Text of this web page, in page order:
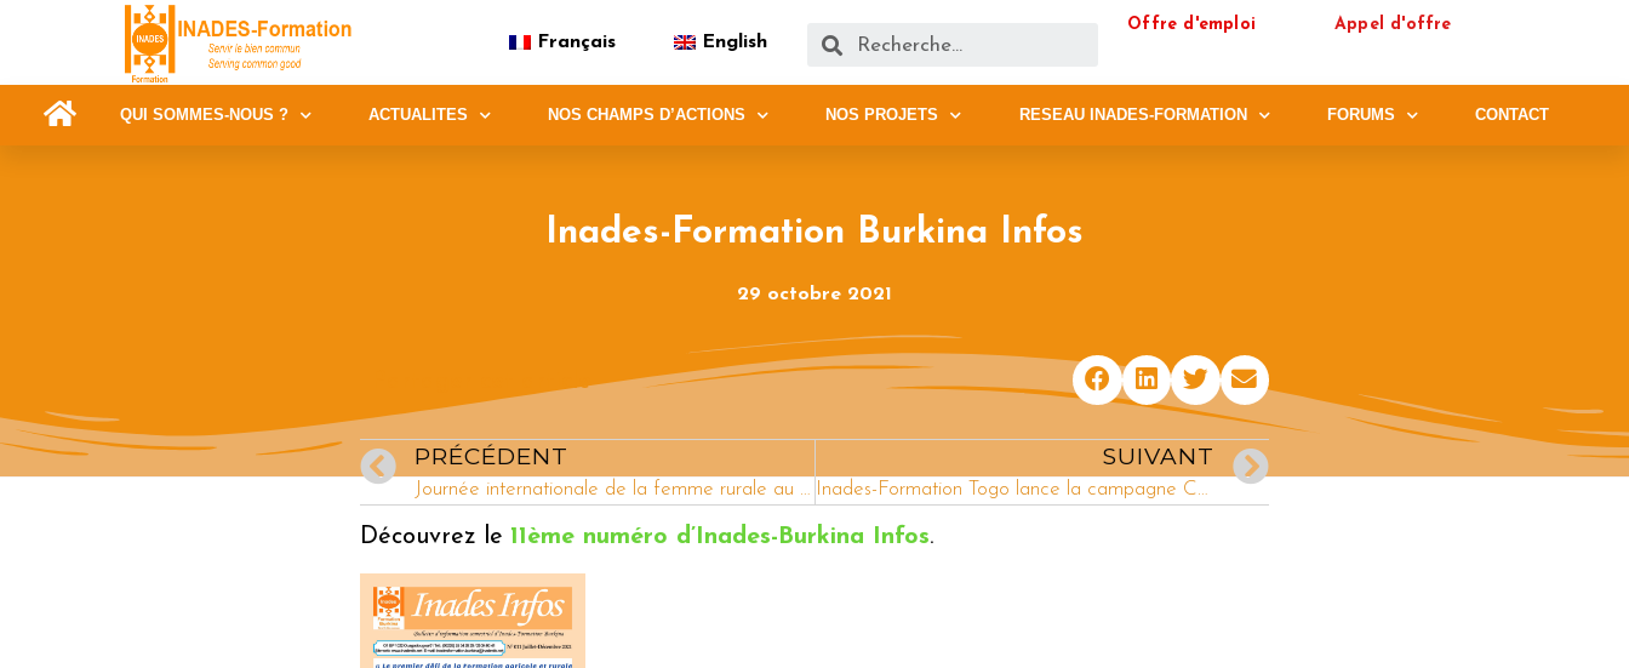
Français English
Offre d'emploi Appel d'offre
QUI SOMMES-NOUS ? ACTUALITES NOS CHAMPS D’ACTIONS NOS PROJETS RESEAU INADES-FORMATION FORUMS CONTACT
Inades-Formation Burkina Infos
29 octobre 2021
Partager cet article
PRÉCÉDENT
Journée internationale de la femme rurale au Burundi et certification des femmes alphabétisées
SUIVANT
Inades-Formation Togo lance la campagne Conscience AlimenTERRE
Découvrez le 11ème numéro d’Inades-Burkina Infos.